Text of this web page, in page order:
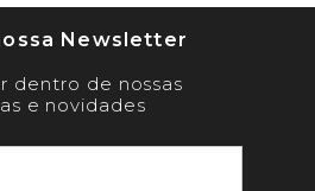
Newsletter
dentro de nossas
e novidades